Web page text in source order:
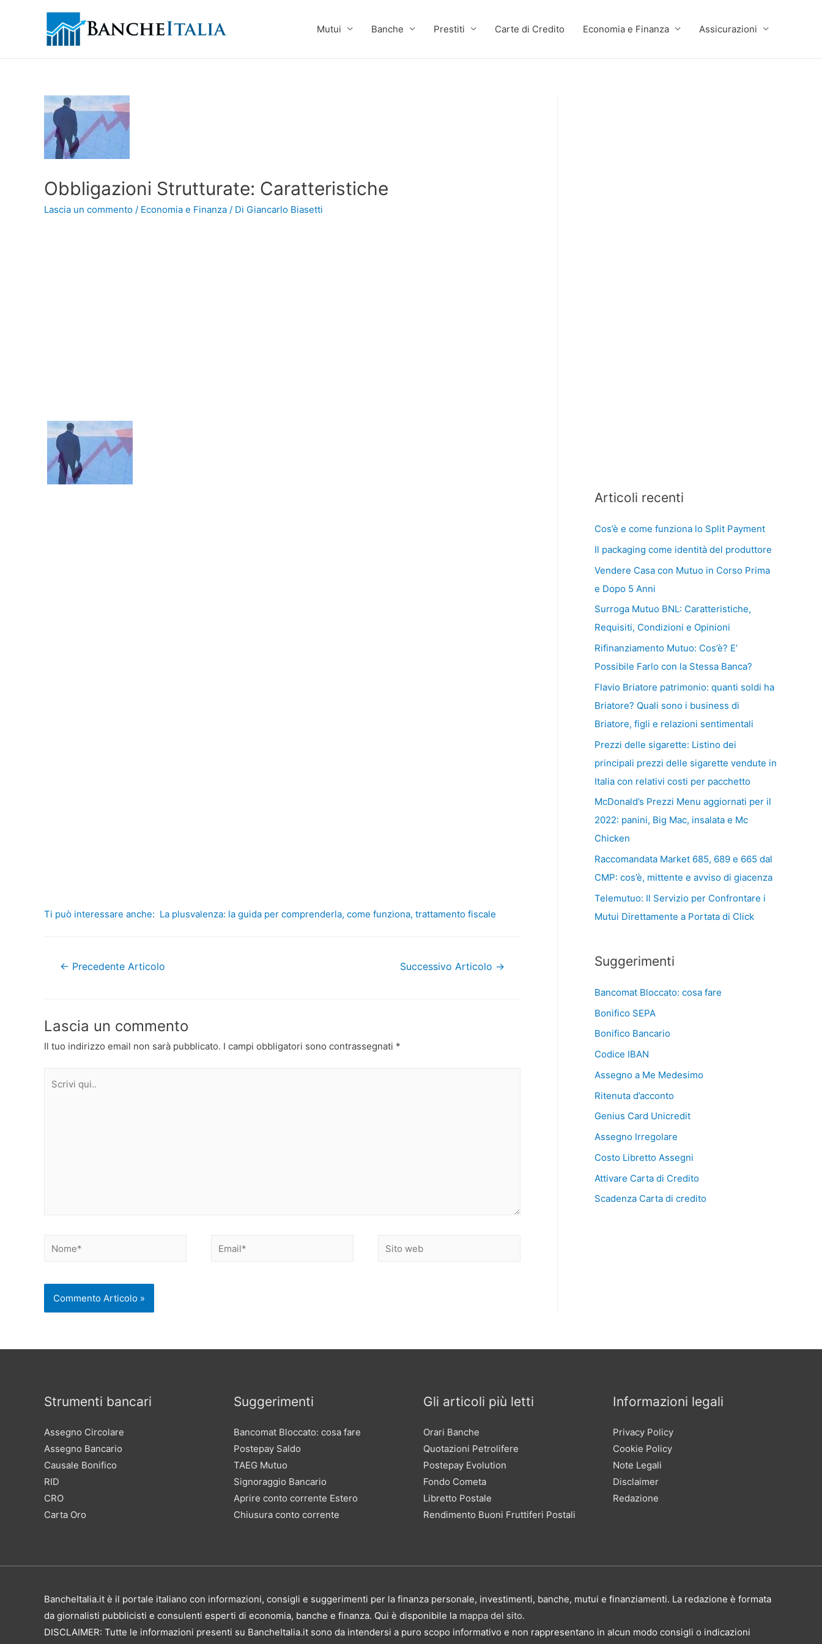
Mutui Banche Prestiti Carte di Credito Economia e Finanza Assicurazioni
Obbligazioni Strutturate: Caratteristiche
Lascia un commento / Economia e Finanza / Di Giancarlo Biasetti
Ti può interessare anche: La plusvalenza: la guida per comprenderla, come funziona, trattamento fiscale
Navigazione
← Precedente Articolo Successivo Articolo →
Lascia un commento
Il tuo indirizzo email non sarà pubblicato. I campi obbligatori sono contrassegnati *
Nome* Email*
Sito
Articoli recenti
Cos’è e come funziona lo Split Payment
Il packaging come identità del produttore
Vendere Casa con Mutuo in Corso Prima
e Dopo 5 Anni
Surroga Mutuo BNL: Caratteristiche,
Requisiti, Condizioni e Opinioni
Rifinanziamento Mutuo: Cos’è? E’
Possibile Farlo con la Stessa Banca?
Flavio Briatore patrimonio: quanti soldi ha
Briatore? Quali sono i business di
Briatore, figli e relazioni sentimentali
Prezzi delle sigarette: Listino dei
principali prezzi delle sigarette vendute in
Italia con relativi costi per pacchetto
McDonald’s Prezzi Menu aggiornati per il
2022: panini, Big Mac, insalata e Mc
Chicken
Raccomandata Market 685, 689 e 665 dal
CMP: cos’è, mittente e avviso di giacenza
Telemutuo: Il Servizio per Confrontare i
Mutui Direttamente a Portata di Click
Suggerimenti
Bancomat Bloccato: cosa fare
Bonifico SEPA
Bonifico Bancario
Codice IBAN
Assegno a Me Medesimo
Ritenuta d’acconto
Genius Card Unicredit
Assegno Irregolare
Costo Libretto Assegni
Attivare Carta di Credito
Scadenza Carta di credito
Strumenti bancari
Assegno Circolare
Assegno Bancario
Causale Bonifico
RID
CRO
Carta Oro
Suggerimenti
Bancomat Bloccato: cosa fare
Postepay Saldo
TAEG Mutuo
Signoraggio Bancario
Aprire conto corrente Estero
Chiusura conto corrente
Gli articoli più letti
Orari Banche
Quotazioni Petrolifere
Postepay Evolution
Fondo Cometa
Libretto Postale
Rendimento Buoni Fruttiferi Postali
Informazioni legali
Privacy Policy
Cookie Policy
Note Legali
Disclaimer
Redazione
BancheItalia.it è il portale italiano con informazioni, consigli e suggerimenti per la finanza personale, investimenti, banche, mutui e finanziamenti. La redazione è formata
da giornalisti pubblicisti e consulenti esperti di economia, banche e finanza. Qui è disponibile la mappa del sito.
DISCLAIMER: Tutte le informazioni presenti su BancheItalia.it sono da intendersi a puro scopo informativo e non rappresentano in alcun modo consigli o indicazioni